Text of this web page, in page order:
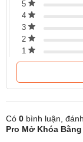
5
4
3
2
1
Có 0 bình luận,
Pro Mở Khóa